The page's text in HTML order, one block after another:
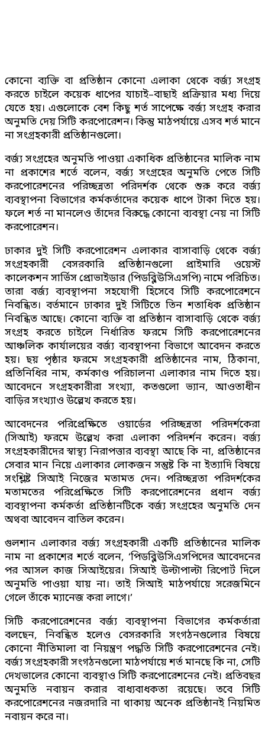
কোনো ব্যক্তি বা প্রতিষ্ঠান কোনো এলাকা থেকে বর্জ্য সংগ্রহ
করতে চাইলে কয়েক ধাপের যাচাই–বাছাই প্রক্রিয়ার মধ্য দিয়ে
যেতে হয়। এগুলোকে বেশ কিছু শর্ত সাপেক্ষে বর্জ্য সংগ্রহ করার
অনুমতি দেয় সিটি করপোরেশন। কিন্তু মাঠপর্যায়ে এসব শর্ত মানে
না সংগ্রহকারী প্রতিষ্ঠানগুলো।
বর্জ্য সংগ্রহের অনুমতি পাওয়া একাধিক প্রতিষ্ঠানের মালিক নাম
না প্রকাশের শর্তে বলেন, বর্জ্য সংগ্রহের অনুমতি পেতে সিটি
করপোরেশনের পরিচ্ছন্নতা পরিদর্শক থেকে শুরু করে বর্জ্য
ব্যবস্থাপনা বিভাগের কর্মকর্তাদের কয়েক ধাপে টাকা দিতে হয়।
ফলে শর্ত না মানলেও তাঁদের বিরুদ্ধে কোনো ব্যবস্থা নেয় না সিটি
করপোরেশন।
ঢাকার দুই সিটি করপোরেশন এলাকার বাসাবাড়ি থেকে বর্জ্য
সংগ্রহকারী বেসরকারি প্রতিষ্ঠানগুলো প্রাইমারি ওয়েস্ট
কালেকশন সার্ভিস প্রোভাইডার (পিডব্লিউসিএসপি) নামে পরিচিত।
তারা বর্জ্য ব্যবস্থাপনা সহযোগী হিসেবে সিটি করপোরেশনে
নিবন্ধিত। বর্তমানে ঢাকার দুই সিটিতে তিন শতাধিক প্রতিষ্ঠান
নিবন্ধিত আছে। কোনো ব্যক্তি বা প্রতিষ্ঠান বাসাবাড়ি থেকে বর্জ্য
সংগ্রহ করতে চাইলে নির্ধারিত ফরমে সিটি করপোরেশনের
আঞ্চলিক কার্যালয়ের বর্জ্য ব্যবস্থাপনা বিভাগে আবেদন করতে
হয়। ছয় পৃষ্ঠার ফরমে সংগ্রহকারী প্রতিষ্ঠানের নাম, ঠিকানা,
প্রতিনিধির নাম, কর্মকাণ্ড পরিচালনা এলাকার নাম দিতে হয়।
আবেদনে সংগ্রহকারীরা সংখ্যা, কতগুলো ভ্যান, আওতাধীন
বাড়ির সংখ্যাও উল্লেখ করতে হয়।
আবেদনের পরিপ্রেক্ষিতে ওয়ার্ডের পরিচ্ছন্নতা পরিদর্শকেরা
(সিআই) ফরমে উল্লেখ করা এলাকা পরিদর্শন করেন। বর্জ্য
সংগ্রহকারীদের স্বাস্থ্য নিরাপত্তার ব্যবস্থা আছে কি না, প্রতিষ্ঠানের
সেবার মান নিয়ে এলাকার লোকজন সন্তুষ্ট কি না ইত্যাদি বিষয়ে
সংশ্লিষ্ট সিআই নিজের মতামত দেন। পরিচ্ছন্নতা পরিদর্শকের
মতামতের পরিপ্রেক্ষিতে সিটি করপোরেশনের প্রধান বর্জ্য
ব্যবস্থাপনা কর্মকর্তা প্রতিষ্ঠানটিকে বর্জ্য সংগ্রহের অনুমতি দেন
অথবা আবেদন বাতিল করেন।
গুলশান এলাকার বর্জ্য সংগ্রহকারী একটি প্রতিষ্ঠানের মালিক
নাম না প্রকাশের শর্তে বলেন, ‘পিডব্লিউসিএসপিদের আবেদনের
পর আসল কাজ সিআইয়ের। সিআই উল্টাপাল্টা রিপোর্ট দিলে
অনুমতি পাওয়া যায় না। তাই সিআই মাঠপর্যায়ে সরেজমিনে
গেলে তাঁকে ম্যানেজ করা লাগে।’
সিটি করপোরেশনের বর্জ্য ব্যবস্থাপনা বিভাগের কর্মকর্তারা
বলছেন, নিবন্ধিত হলেও বেসরকারি সংগঠনগুলোর বিষয়ে
কোনো নীতিমালা বা নিয়ন্ত্রণ পদ্ধতি সিটি করপোরেশনের নেই।
বর্জ্য সংগ্রহকারী সংগঠনগুলো মাঠপর্যায়ে শর্ত মানছে কি না, সেটি
দেখভালের কোনো ব্যবস্থাও সিটি করপোরেশনের নেই। প্রতিবছর
অনুমতি নবায়ন করার বাধ্যবাধকতা রয়েছে। তবে সিটি
করপোরেশনের নজরদারি না থাকায় অনেক প্রতিষ্ঠানই নিয়মিত
নবায়ন করে না।